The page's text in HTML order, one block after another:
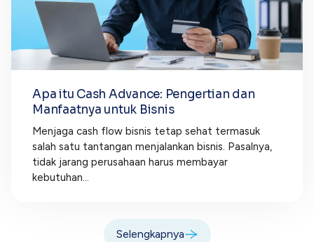
Apa itu Cash Advance: Pengertian dan
Manfaatnya untuk Bisnis
Menjaga cash flow bisnis tetap sehat termasuk
salah satu tantangan menjalankan bisnis. Pasalnya,
tidak jarang perusahaan harus membayar
kebutuhan...
Selengkapnya